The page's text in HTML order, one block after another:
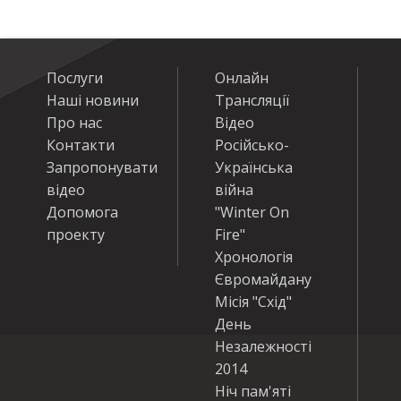
Послуги
Наші новини
Про нас
Контакти
Запропонувати
відео
Допомога
проекту
Онлайн
Трансляції
Відео
Російсько-
Українська
війна
"Winter On
Fire"
Хронологія
Євромайдану
Місія "Схід"
День
Незалежності
2014
Ніч пам'яті